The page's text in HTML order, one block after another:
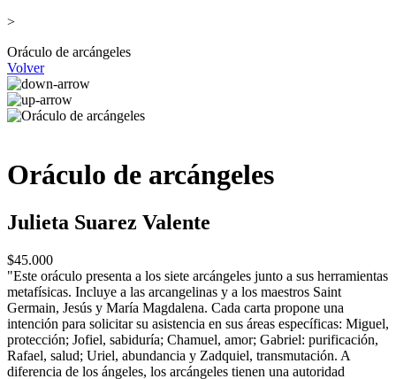
>
Oráculo de arcángeles
Volver
Oráculo de arcángeles
Julieta Suarez Valente
$45.000
"Este oráculo presenta a los siete arcángeles junto a sus herramientas
metafísicas. Incluye a las arcangelinas y a los maestros Saint
Germain, Jesús y María Magdalena. Cada carta propone una
intención para solicitar su asistencia en sus áreas específicas: Miguel,
protección; Jofiel, sabiduría; Chamuel, amor; Gabriel: purificación,
Rafael, salud; Uriel, abundancia y Zadquiel, transmutación. A
diferencia de los ángeles, los arcángeles tienen una autoridad